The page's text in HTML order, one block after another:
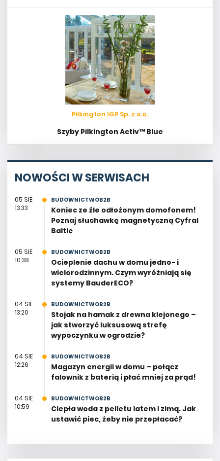
Pilkington IGP Sp. z o.o.
Szyby Pilkington Activ™ Blue
NOWOŚCI W SERWISACH
05 SIE
13:33
BUDOWNICTWOB2B
Koniec ze źle odłożonym domofonem!
Poznaj słuchawkę magnetyczną Cyfral
Baltic
05 SIE
10:38
BUDOWNICTWOB2B
Ocieplenie dachu w domu jedno- i
wielorodzinnym. Czym wyróżniają się
systemy BauderECO?
04 SIE
13:20
BUDOWNICTWOB2B
Stojak na hamak z drewna klejonego –
jak stworzyć luksusową strefę
wypoczynku w ogrodzie?
04 SIE
12:26
BUDOWNICTWOB2B
Magazyn energii w domu – połącz
falownik z baterią i płać mniej za prąd!
04 SIE
10:59
BUDOWNICTWOB2B
Ciepła woda z pelletu latem i zimą. Jak
ustawić piec, żeby nie przepłacać?